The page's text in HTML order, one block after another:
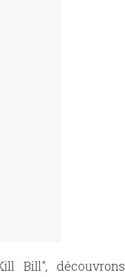
Bill", découvrons